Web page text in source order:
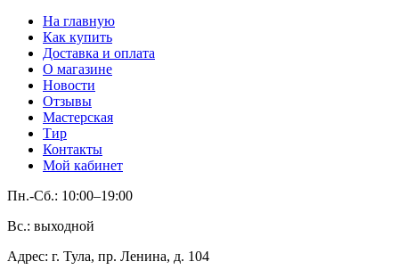
На главную
Как купить
Доставка и оплата
О магазине
Новости
Отзывы
Мастерская
Тир
Контакты
Мой кабинет
Пн.-Сб.: 10:00–19:00
Вс.: выходной
Адрес: г. Тула, пр. Ленина, д. 104